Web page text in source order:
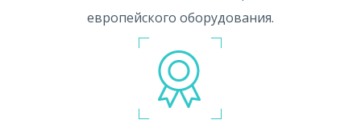
европейского оборудования.